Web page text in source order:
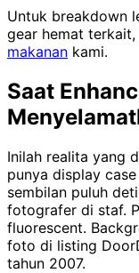
Untuk breakdown
gear hemat terkait,
makanan kami.
Saat
Inilah realita yang
punya display
sembilan puluh
fotografer di staf.
fluorescent.
foto di listing
tahun 2007.